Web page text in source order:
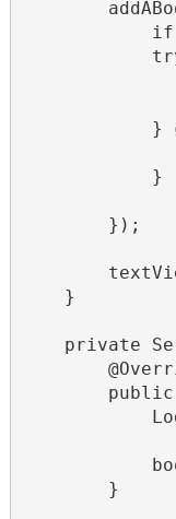
}
            }
        });
    }
private
        }